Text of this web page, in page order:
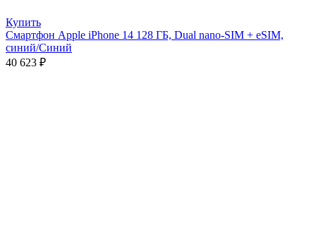
Купить
Смартфон Apple iPhone 14 128 ГБ, Dual nano-SIM + eSIM,
синий/Синий
40 623 ₽